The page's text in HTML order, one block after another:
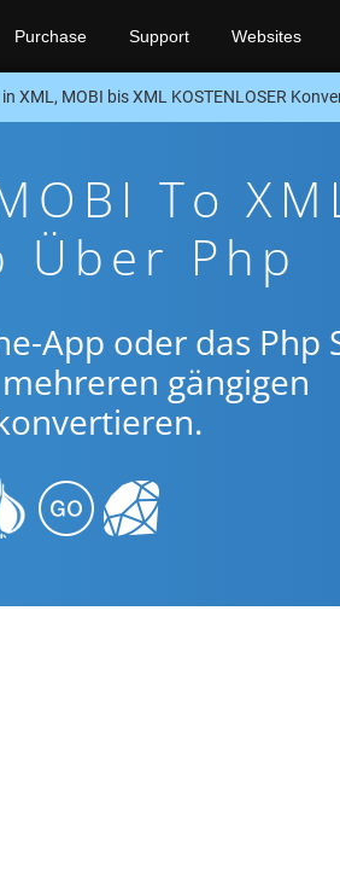
Purchase Support Websites
XML, MOBI bis XML KOSTENLOSER
To
Über Php
App oder das Php
gängigen